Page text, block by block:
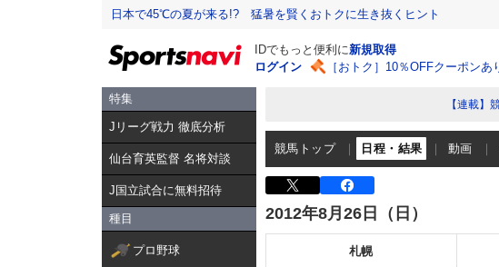
日本で45℃の夏が来る!? 猛暑を賢くおトクに生き抜くヒント
IDでもっと便利に新規取得
ログイン
［おトク］10％OFFクーポンあ
特集
Jリーグ戦力 徹底分析
仙台育英監督 名将対談
J国立試合に無料招待
種目
プロ野球
【連載】
競馬トップ 日程・結果 動画
2012年8月26日（日）
札幌